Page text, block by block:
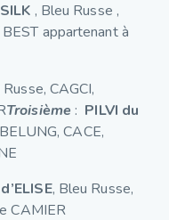
, Bleu Russe ,
appartenant à
CAGCI,
Troisième : PILVI du
CACE,
, Bleu Russe,
CAMIER